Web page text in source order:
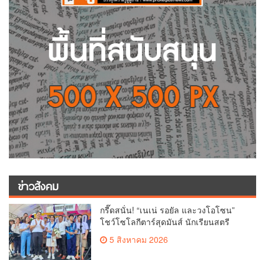
ข่าวสังคม
กรี๊ดสนั่น! “เนเน่ รอยัล และวงโอโซน”
โชว์โซโลกีตาร์สุดมันส์ นักเรียนสตรี
ภูเก็ตนั่งไม่ติด ทั้งเต้น-ร้อง
5 สิงหาคม 2026